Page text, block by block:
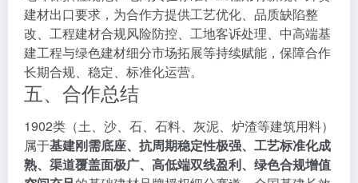
建材出口要求，为合作方提供工艺优化、品质缺陷整
改、工程建材合规风险防控、工地客诉处理、中高端基
建工程与绿色建材细分市场拓展等持续赋能，保障合作
长期合规、稳定、标准化运营。
五、合作总结
1902类（土、沙、石、石料、灰泥、炉渣等建筑用料）
属于基建刚需底座、抗周期稳定性极强、工艺标准化成
熟、渠道覆盖面极广、高低端双线盈利、绿色合规增值